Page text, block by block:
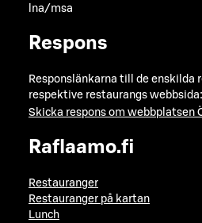
lna/msa
Respons
Responslänkarna till de enskilda
respektive restaurangs webbsida:
Skicka respons om webbplatsen
Raflaamo.fi
Restauranger
Restauranger på kartan
Lunch